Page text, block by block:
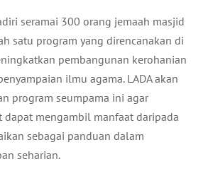
seramai 300 orang jemaah masjid
satu program yang direncanakan di
pembangunan kerohanian
ilmu agama. LADA akan
program seumpama ini agar
dapat mengambil manfaat daripada
sebagai panduan dalam
seharian.